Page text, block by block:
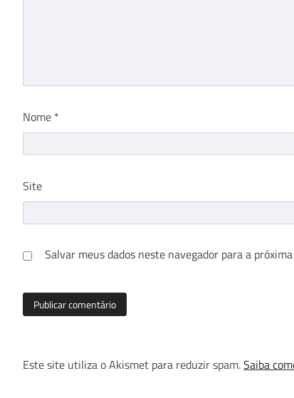
Nome *
Site
Salvar meus dados neste navegador para a
Este site utiliza o Akismet para reduzir spam.Saiba